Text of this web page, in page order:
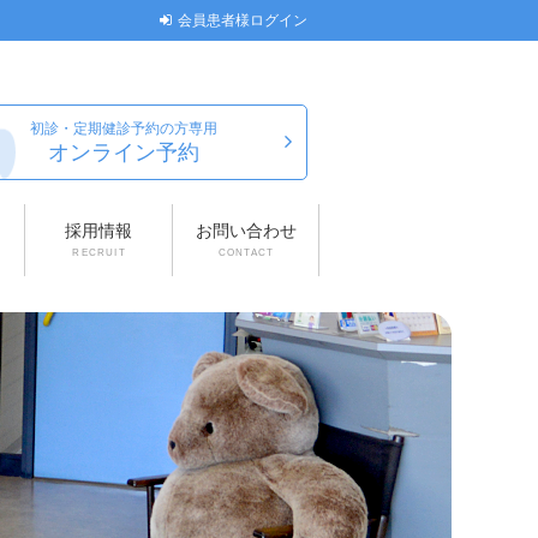
会員患者様ログイン
初診・定期健診予約の方専用
オンライン予約
採用情報
RECRUIT
お問い合わせ
CONTACT